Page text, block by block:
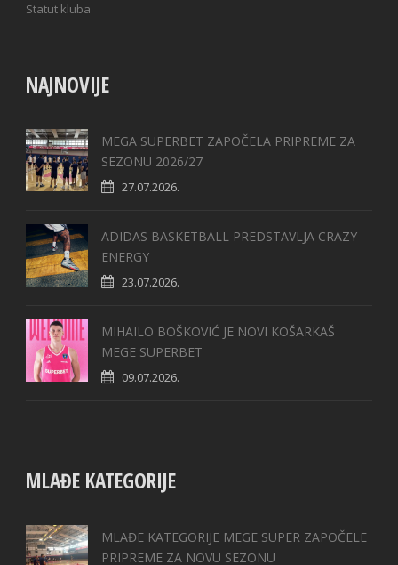
Statut kluba
NAJNOVIJE
MEGA SUPERBET ZAPOČELA PRIPREME ZA
SEZONU 2026/27
27.07.2026.
ADIDAS BASKETBALL PREDSTAVLJA CRAZY
ENERGY
23.07.2026.
MIHAILO BOŠKOVIĆ JE NOVI KOŠARKAŠ
MEGE SUPERBET
09.07.2026.
MLAĐE KATEGORIJE
MLAĐE KATEGORIJE MEGE SUPER ZAPOČELE
PRIPREME ZA NOVU SEZONU